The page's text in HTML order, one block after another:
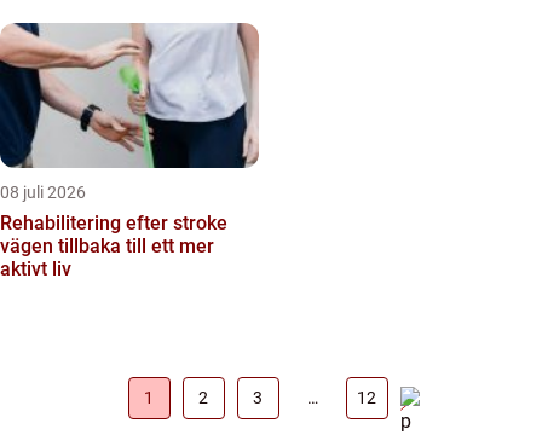
08 juli 2026
Rehabilitering efter stroke
vägen tillbaka till ett mer
aktivt liv
1 2 3 … 12